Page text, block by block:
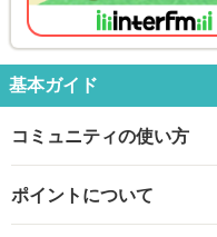
基本ガイド
コミュニティの使い方
ポイントについて